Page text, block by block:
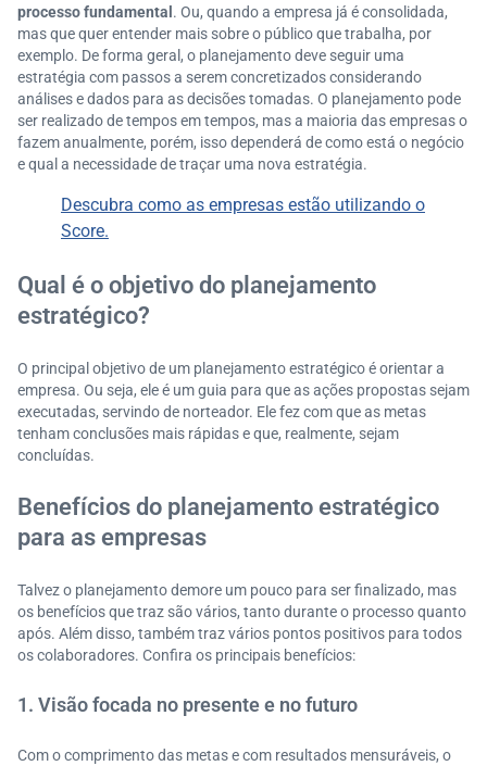
processo fundamental . Ou, quando a empresa já é consolidada,
mas que quer entender mais sobre o público que trabalha, por
exemplo. De forma geral, o planejamento deve seguir uma
estratégia com passos a serem concretizados considerando
análises e dados para as decisões tomadas. O planejamento pode
ser realizado de tempos em tempos, mas a maioria das empresas o
fazem anualmente, porém, isso dependerá de como está o negócio
e qual a necessidade de traçar uma nova estratégia.
Descubra como as empresas estão utilizando o
Score.
Qual é o objetivo do planejamento
estratégico?
O principal objetivo de um planejamento estratégico é orientar a
empresa. Ou seja, ele é um guia para que as ações propostas sejam
executadas, servindo de norteador. Ele fez com que as metas
tenham conclusões mais rápidas e que, realmente, sejam
concluídas.
Benefícios do planejamento estratégico
para as empresas
Talvez o planejamento demore um pouco para ser finalizado, mas
os benefícios que traz são vários, tanto durante o processo quanto
após. Além disso, também traz vários pontos positivos para todos
os colaboradores. Confira os principais benefícios:
1. Visão focada no presente e no futuro
Com o comprimento das metas e com resultados mensuráveis, o